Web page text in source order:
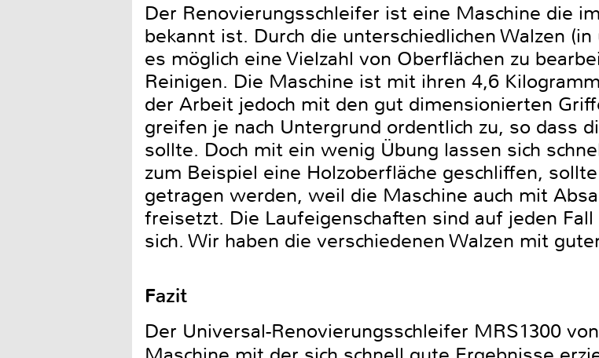
Der Renovierungsschleifer ist eine Maschine die
bekannt ist. Durch die unterschiedlichen Walzen
es möglich eine Vielzahl von Oberflächen zu
Reinigen. Die Maschine ist mit ihren 4,6
der Arbeit jedoch mit den gut dimensionierten
greifen je nach Untergrund ordentlich zu, so dass
sollte. Doch mit ein wenig Übung lassen sich
zum Beispiel eine Holzoberfläche geschliffen,
getragen werden, weil die Maschine auch mit
freisetzt. Die Laufeigenschaften sind auf jeden
sich. Wir haben die verschiedenen Walzen mit
Fazit
Der Universal-Renovierungsschleifer MRS1300